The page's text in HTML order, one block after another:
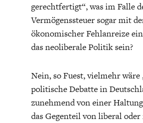
UNGLEICHHEIT
MACHT
EUROPA
gerechtfertigt“, was im Falle
Vermögenssteuer sogar mit
ökonomischer Fehlanreize
das neoliberale Politik sein?
Nein, so Fuest, vielmehr wäre
politische Debatte in
zunehmend von einer
das Gegenteil von liberal